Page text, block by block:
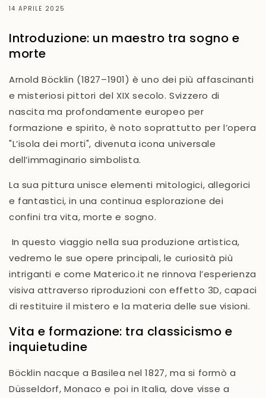
14 APRILE 2025
Introduzione: un maestro tra sogno e
morte
Arnold Böcklin (1827–1901) è uno dei più affascinanti
e misteriosi pittori del XIX secolo. Svizzero di
nascita ma profondamente europeo per
formazione e spirito, è noto soprattutto per l’opera
"L’isola dei morti", divenuta icona universale
dell’immaginario simbolista.
La sua pittura unisce elementi mitologici, allegorici
e fantastici, in una continua esplorazione dei
confini tra vita, morte e sogno.
In questo viaggio nella sua produzione artistica,
vedremo le sue opere principali, le curiosità più
intriganti e come Materico.it ne rinnova l’esperienza
visiva attraverso riproduzioni con effetto 3D, capaci
di restituire il mistero e la materia delle sue visioni.
Vita e formazione: tra classicismo e
inquietudine
Böcklin nacque a Basilea nel 1827, ma si formò a
Düsseldorf, Monaco e poi in Italia, dove visse a